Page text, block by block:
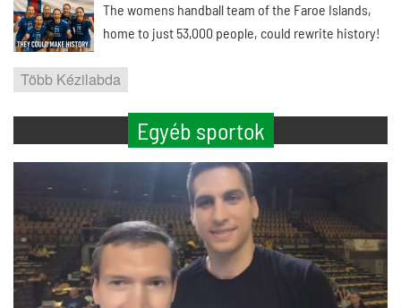
The womens handball team of the Faroe Islands,
home to just 53,000 people, could rewrite history!
Több Kézilabda
Egyéb sportok